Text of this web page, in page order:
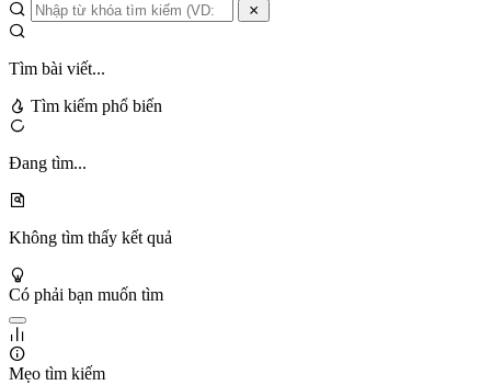
Tìm bài viết...
Tìm kiếm phổ biến
Đang tìm...
Không tìm thấy kết quả
Có phải bạn muốn tìm
Mẹo tìm kiếm